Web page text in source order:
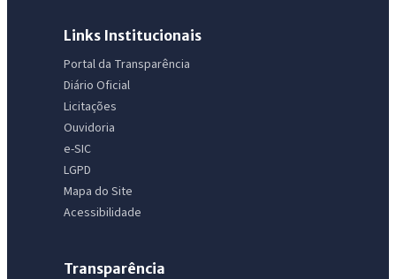
Links Institucionais
Portal da Transparência
Diário Oficial
Licitações
Ouvidoria
e-SIC
LGPD
Mapa do Site
Acessibilidade
Transparência